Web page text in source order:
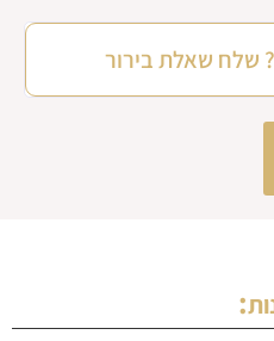
שלח שאלת בירור
: